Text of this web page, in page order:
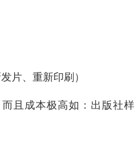
片、重新印刷）
且成本极高如：出版社样